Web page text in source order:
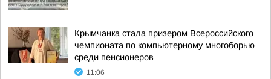
Крымчанка стала призером Всероссийского
чемпионата по компьютерному многоборью
среди пенсионеров
11:06